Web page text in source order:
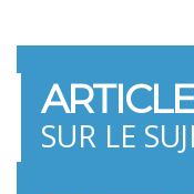
SUR LE